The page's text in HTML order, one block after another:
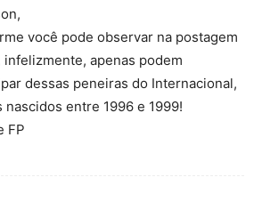
você pode observar na postagem
infelizmente, apenas podem
dessas peneiras do Internacional,
nascidos entre 1996 e 1999!
FP